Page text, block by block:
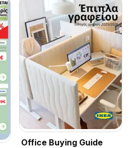
Office Buying Guide